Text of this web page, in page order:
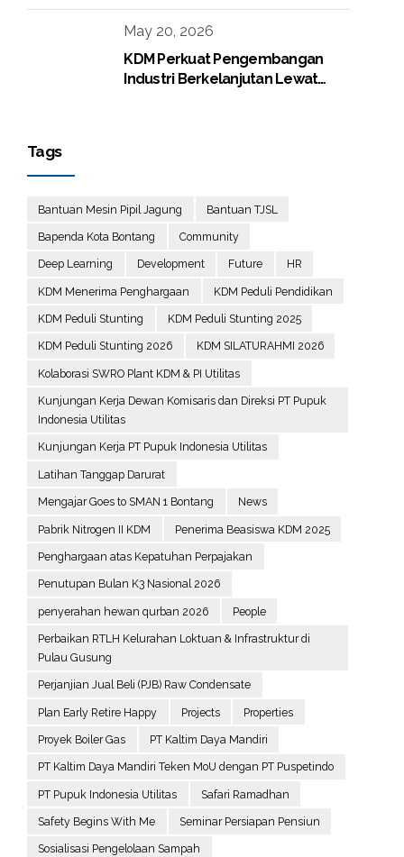
Lingkungan Perusahaan
May 20, 2026
KDM Perkuat Pengembangan
Industri Berkelanjutan Lewat
Tags
Bantuan Mesin Pipil Jagung Bantuan TJSL
Bapenda Kota Bontang Community
Deep Learning Development Future HR
KDM Menerima Penghargaan KDM Peduli Pendidikan
KDM Peduli Stunting KDM Peduli Stunting 2025
KDM Peduli Stunting 2026 KDM SILATURAHMI 2026
Kolaborasi SWRO Plant KDM & PI Utilitas
Kunjungan Kerja Dewan Komisaris dan Direksi PT Pupuk
Indonesia Utilitas
Kunjungan Kerja PT Pupuk Indonesia Utilitas
Latihan Tanggap Darurat
Mengajar Goes to SMAN 1 Bontang News
Pabrik Nitrogen II KDM Penerima Beasiswa KDM 2025
Penghargaan atas Kepatuhan Perpajakan
Penutupan Bulan K3 Nasional 2026
penyerahan hewan qurban 2026 People
Perbaikan RTLH Kelurahan Loktuan & Infrastruktur di
Pulau Gusung
Perjanjian Jual Beli (PJB) Raw Condensate
Plan Early Retire Happy Projects Properties
Proyek Boiler Gas PT Kaltim Daya Mandiri
PT Kaltim Daya Mandiri Teken MoU dengan PT Puspetindo
PT Pupuk Indonesia Utilitas Safari Ramadhan
Safety Begins With Me Seminar Persiapan Pensiun
Sosialisasi Pengelolaan Sampah